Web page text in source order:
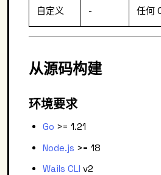
自定义 - 任何
从源码构建
环境要求
Go >= 1.21
Node.js >= 18
Wails CLI v2